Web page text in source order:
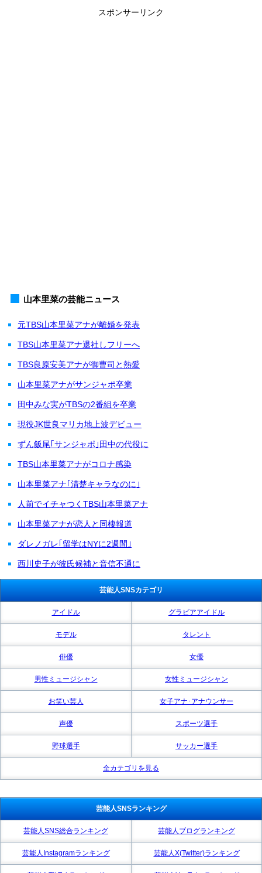
スポンサーリンク
山本里菜の芸能ニュース
元TBS山本里菜アナが離婚を発表
TBS山本里菜アナ退社しフリーへ
TBS良原安美アナが御曹司と熱愛
山本里菜アナがサンジャポ卒業
田中みな実がTBSの2番組を卒業
現役JK世良マリカ地上波デビュー
ずん飯尾｢サンジャポ｣田中の代役に
TBS山本里菜アナがコロナ感染
山本里菜アナ｢清楚キャラなのに｣
人前でイチャつくTBS山本里菜アナ
山本里菜アナが恋人と同棲報道
ダレノガレ｢留学はNYに2週間｣
西川史子が彼氏候補と音信不通に
芸能人SNSカテゴリ
アイドル グラビアアイドル
モデル タレント
俳優 女優
男性ミュージシャン 女性ミュージシャン
お笑い芸人 女子アナ･アナウンサー
声優 スポーツ選手
野球選手 サッカー選手
全カテゴリを見る
芸能人SNSランキング
芸能人SNS総合ランキング 芸能人ブログランキング
芸能人Instagramランキング 芸能人X(Twitter)ランキング